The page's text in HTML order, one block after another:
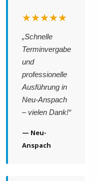
★★★★★
„Schnelle
Terminvergabe
und
professionelle
Ausführung in
Neu-Anspach
– vielen Dank!“
— Neu-
Anspach